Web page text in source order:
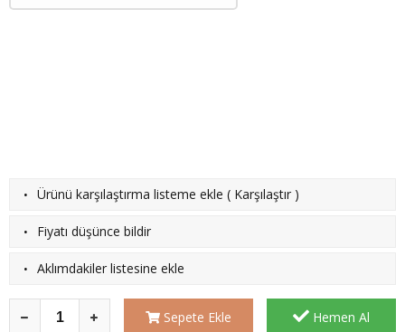
· Ürünü karşılaştırma listeme ekle ( Karşılaştır )
· Fiyatı düşünce bildir
· Aklımdakiler listesine ekle
Sepete Ekle Hemen Al